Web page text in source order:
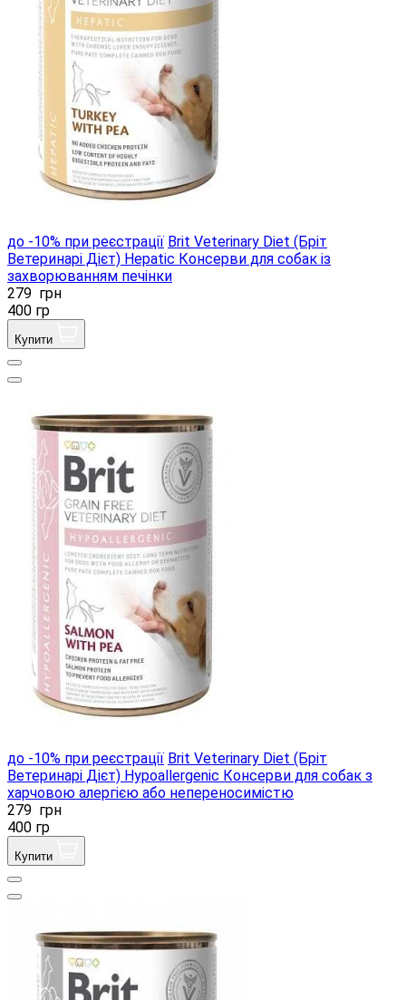
до -10% при реєстрації Brit Veterinary Diet (Бріт
Ветеринарі Дієт) Hepatic Консерви для собак із
захворюванням печінки
279 грн
400 гр
Купити
до -10% при реєстрації Brit Veterinary Diet (Бріт
Ветеринарі Дієт) Hypoallergenic Консерви для собак з
харчовою алергією або непереносимістю
279 грн
400 гр
Купити